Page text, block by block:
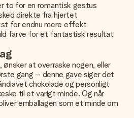
to for en romantisk gestus
direkte fra hjertet
for endnu mere effekt
farve for et fantastisk resultat
at overraske nogen, eller
gang – denne gave siger det
chokolade og personligt
til et varigt minde. Og når
emballagen som et minde om